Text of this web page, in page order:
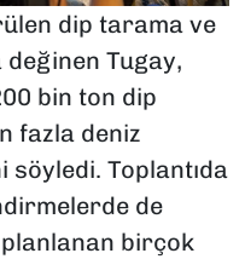
dip tarama ve
değinen Tugay,
bin ton dip
fazla deniz
Toplantıda
de
birçok